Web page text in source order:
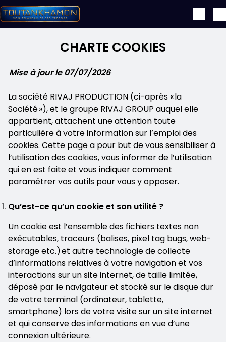
Skip to main content
CHARTE COOKIES
Mise à jour le 07/07/2026
La société RIVAJ PRODUCTION (ci-après « la
Société »), et le groupe RIVAJ GROUP auquel elle
appartient, attachent une attention toute
particulière à votre information sur l’emploi des
cookies. Cette page a pour but de vous sensibiliser à
l’utilisation des cookies, vous informer de l’utilisation
qui en est faite et vous indiquer comment
paramétrer vos outils pour vous y opposer.
Qu’est-ce qu’un cookie et son utilité ?
Un cookie est l’ensemble des fichiers textes non
exécutables, traceurs (balises, pixel tag bugs, web-
storage etc.) et autre technologie de collecte
d’informations relatives à votre navigation et vos
interactions sur un site internet, de taille limitée,
déposé par le navigateur et stocké sur le disque dur
de votre terminal (ordinateur, tablette,
smartphone) lors de votre visite sur un site internet
et qui conserve des informations en vue d’une
connexion ultérieure.